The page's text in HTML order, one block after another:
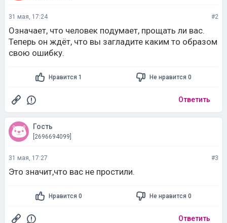
31 мая, 17:24 #2
Означает, что человек подумает, прощать ли вас.
Теперь он ждёт, что вы загладите каким то образом
свою ошибку.
Нравится 1 Не нравится 0
Ответить
Гость
[2696694099]
31 мая, 17:27 #3
Это значит,что вас не простили.
Нравится 0 Не нравится 0
Ответить